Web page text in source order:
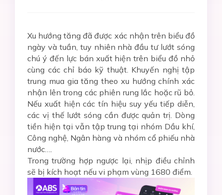
Xu hướng tăng đã được xác nhận trên biểu đồ
ngày và tuần, tuy nhiên nhà đầu tư lướt sóng
chú ý đến lực bán xuất hiện trên biểu đồ nhỏ
cùng các chỉ báo kỹ thuật. Khuyến nghị tập
trung mua gia tăng theo xu hướng chính xác
nhận lên trong các phiên rung lắc hoặc rũ bỏ.
Nếu xuất hiện các tín hiệu suy yếu tiếp diễn,
các vị thế lướt sóng cần được quản trị. Dòng
tiền hiện tại vẫn tập trung tại nhóm Dầu khí,
Công nghệ, Ngân hàng và nhóm cổ phiếu nhà
nước….
Trong trường hợp ngược lại, nhịp điều chỉnh
sẽ bị kích hoạt nếu vi phạm vùng 1680 điểm.